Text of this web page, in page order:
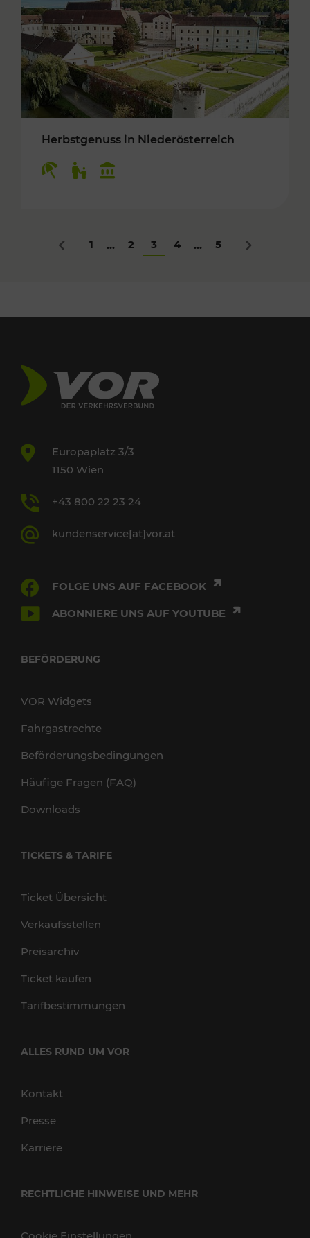
Herbstgenuss in Niederösterreich
Zurück
1 ... 2 3 4 ... 5 Nächstes
Europaplatz 3/3
1150 Wien
+43 800 22 23 24
kundenservice[at]vor.at
FOLGE UNS AUF FACEBOOK
ABONNIERE UNS AUF YOUTUBE
BEFÖRDERUNG
VOR Widgets
Fahrgastrechte
Beförderungsbedingungen
Häufige Fragen (FAQ)
Downloads
TICKETS & TARIFE
Ticket Übersicht
Verkaufsstellen
Preisarchiv
Ticket kaufen
Tarifbestimmungen
ALLES RUND UM VOR
Kontakt
Presse
Karriere
RECHTLICHE HINWEISE UND MEHR